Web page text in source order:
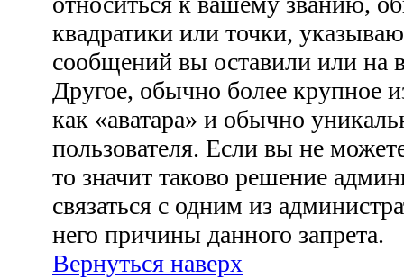
квадратики или точки,
сообщений вы оставили или на
Другое, обычно более крупное
как «аватара» и обычно
пользователя. Если вы не
то значит таково решение
связаться с одним из
него причины данного запрета.
Вернуться наверх